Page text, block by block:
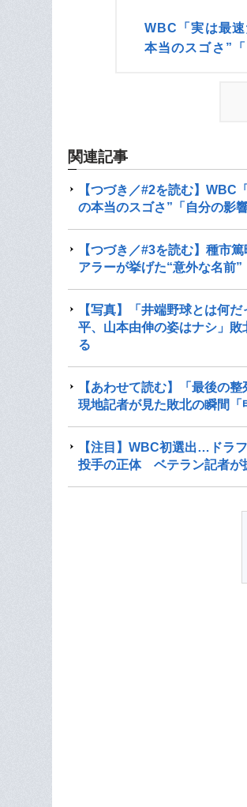
WBC「実は最
本当のスゴさ”
関連記事
【つづき／#2を読む】
の本当のスゴさ”「自分の影
【つづき／#3を読む】種市
アラーが挙げた“意外な名前
【写真】「井端野球とは何
平、山本由伸の姿はナシ」
る
【あわせて読む】「最後の
現地記者が見た敗北の瞬間
【注目】WBC初選出…ドラ
投手の正体 ベテラン記者が